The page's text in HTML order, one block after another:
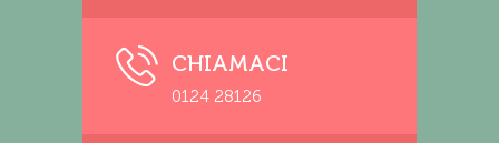
CHIAMACI
0124 28126